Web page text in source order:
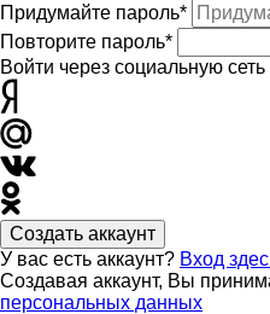
Придумайте пароль*
Повторите пароль*
Войти через социальную сеть
Создать аккаунт
У вас есть аккаунт? Вход
Создавая аккаунт, Вы
персональных данных